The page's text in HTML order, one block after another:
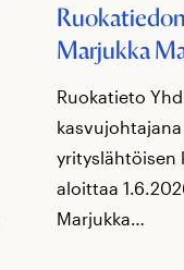
Marjukka
Ruokatieto
yrityslähtöisen
aloittaa
Marjukka…